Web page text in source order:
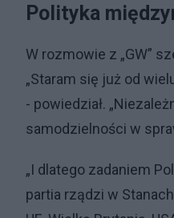
Polityka
W rozmowie z „GW”
„Staram się już od
- powiedział.
samodzielności w
„I dlatego zadaniem
partia rządzi w